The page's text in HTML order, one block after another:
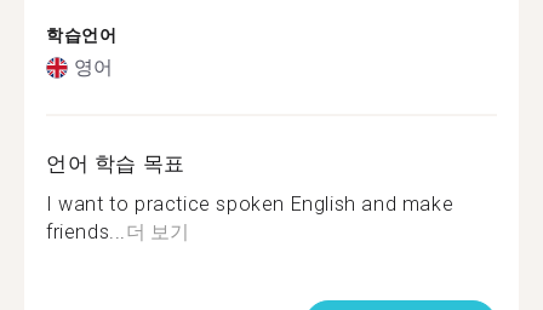
학습언어
영어
언어 학습 목표
I want to practice spoken English and make
friends...더 보기